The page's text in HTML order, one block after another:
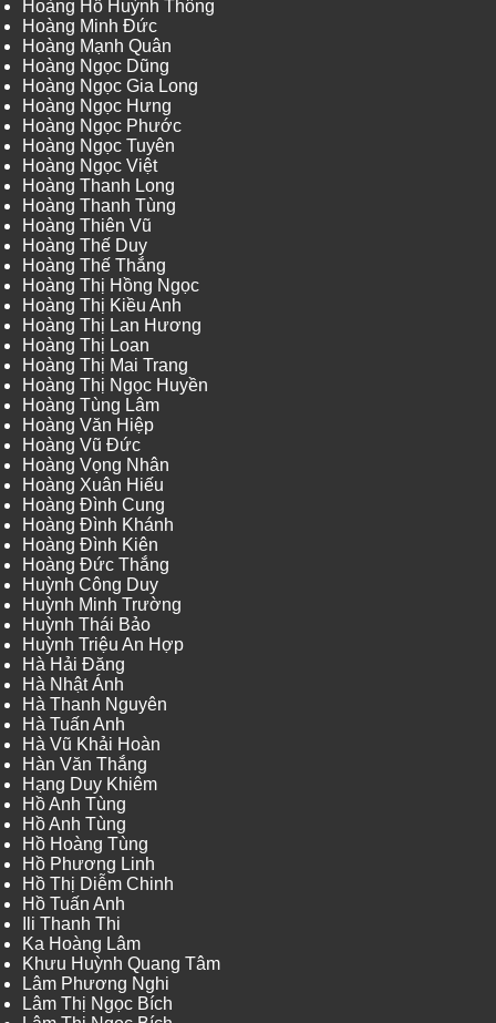
Hoàng Hồ Huỳnh Thông
Hoàng Minh Đức
Hoàng Mạnh Quân
Hoàng Ngọc Dũng
Hoàng Ngọc Gia Long
Hoàng Ngọc Hưng
Hoàng Ngọc Phước
Hoàng Ngọc Tuyên
Hoàng Ngọc Việt
Hoàng Thanh Long
Hoàng Thanh Tùng
Hoàng Thiên Vũ
Hoàng Thế Duy
Hoàng Thế Thắng
Hoàng Thị Hồng Ngọc
Hoàng Thị Kiều Anh
Hoàng Thị Lan Hương
Hoàng Thị Loan
Hoàng Thị Mai Trang
Hoàng Thị Ngọc Huyền
Hoàng Tùng Lâm
Hoàng Văn Hiệp
Hoàng Vũ Đức
Hoàng Vọng Nhân
Hoàng Xuân Hiếu
Hoàng Đình Cung
Hoàng Đình Khánh
Hoàng Đình Kiên
Hoàng Đức Thắng
Huỳnh Công Duy
Huỳnh Minh Trường
Huỳnh Thái Bảo
Huỳnh Triệu An Hợp
Hà Hải Đăng
Hà Nhật Ánh
Hà Thanh Nguyên
Hà Tuấn Anh
Hà Vũ Khải Hoàn
Hàn Văn Thắng
Hạng Duy Khiêm
Hồ Anh Tùng
Hồ Anh Tùng
Hồ Hoàng Tùng
Hồ Phương Linh
Hồ Thị Diễm Chinh
Hồ Tuấn Anh
Ili Thanh Thi
Ka Hoàng Lâm
Khưu Huỳnh Quang Tâm
Lâm Phương Nghi
Lâm Thị Ngọc Bích